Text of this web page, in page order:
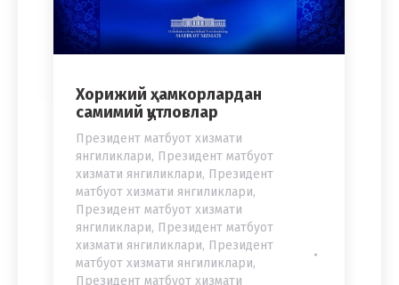
Хорижий ҳамкорлардан
самимий қутловлар
Президент матбуот хизмати
янгиликлари, Президент матбуот
хизмати янгиликлари, Президент
матбуот хизмати янгиликлари,
Президент матбуот хизмати
янгиликлари, Президент матбуот
хизмати янгиликлари, Президент
матбуот хизмати янгиликлари,
Президент матбуот хизмати